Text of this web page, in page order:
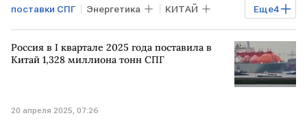
Еще4
поставки СПГ Энергетика КИТАЙ
Мировая экономика СПГ
ИНДОНЕЗИЯ АВСТРАЛИЯ
Россия в I квартале 2025 года поставила в
Китай 1,328 миллиона тонн СПГ
20 апреля 2025, 07:26